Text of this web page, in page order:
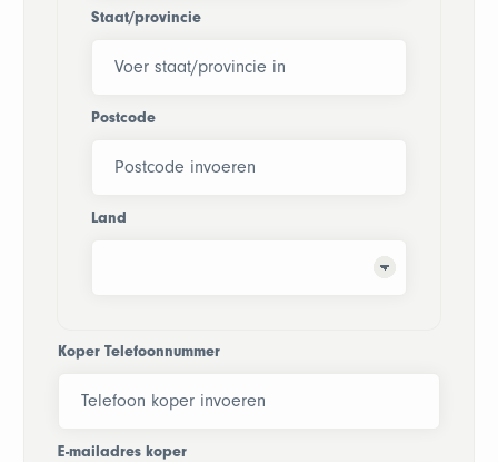
Staat/provincie
Postcode
Land
Koper Telefoonnummer
E-mailadres koper